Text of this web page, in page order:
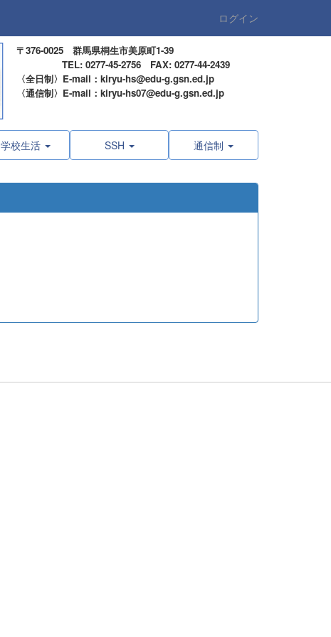
ログイン
〒376-0025 群馬県桐生市美原町1-39
TEL: 0277-45-2756 FAX: 0277-44-2439
〈全日制〉E-mail：kiryu-hs@edu-g.gsn.ed.jp
〈通信制〉E-mail：kiryu-hs07@edu-g.gsn.ed.jp
学校生活 SSH 通信制